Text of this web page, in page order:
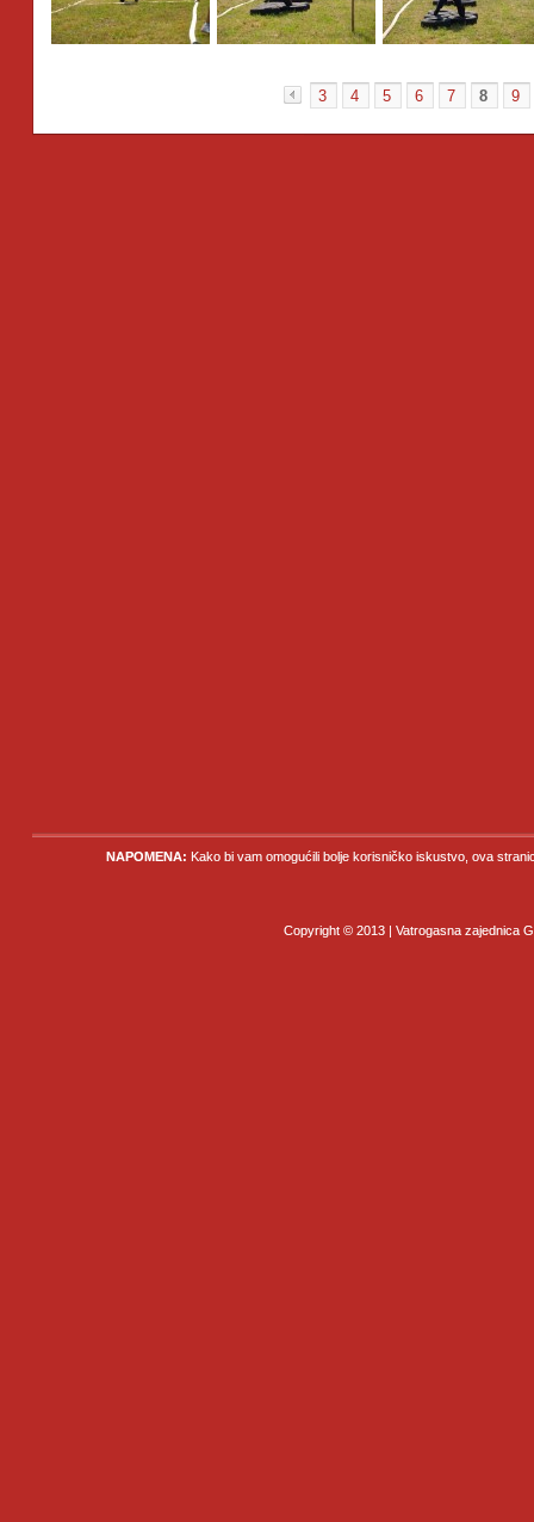
«
3 4 5 6 7 8 9
NAPOMENA: Kako bi vam omogućili bolje korisničko iskustvo, ova
Copyright © 2013 | Vatrogasna zajednica